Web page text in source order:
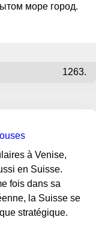
море город.
1263.
à Venise,
en Suisse.
fois dans sa
la Suisse se
stratégique.